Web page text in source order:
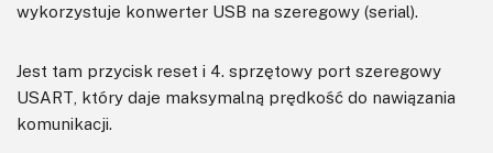
wykorzystuje konwerter USB na szeregowy (serial).
Jest tam przycisk reset i 4. sprzętowy port szeregowy
USART, który daje maksymalną prędkość do nawiązania
komunikacji.